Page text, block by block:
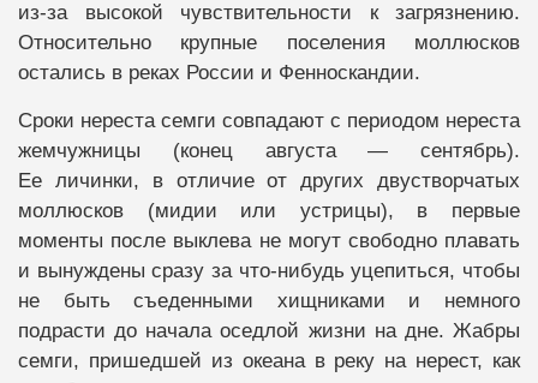
из-за высокой чувствительности к загрязнению.
Относительно крупные поселения моллюсков
остались в реках России и Фенноскандии.
Сроки нереста семги совпадают с периодом нереста
жемчужницы (конец августа — сентябрь).
Ее личинки, в отличие от других двустворчатых
моллюсков (мидии или устрицы), в первые
моменты после выклева не могут свободно плавать
и вынуждены сразу за что-нибудь уцепиться, чтобы
не быть съеденными хищниками и немного
подрасти до начала оседлой жизни на дне. Жабры
семги, пришедшей из океана в реку на нерест, как